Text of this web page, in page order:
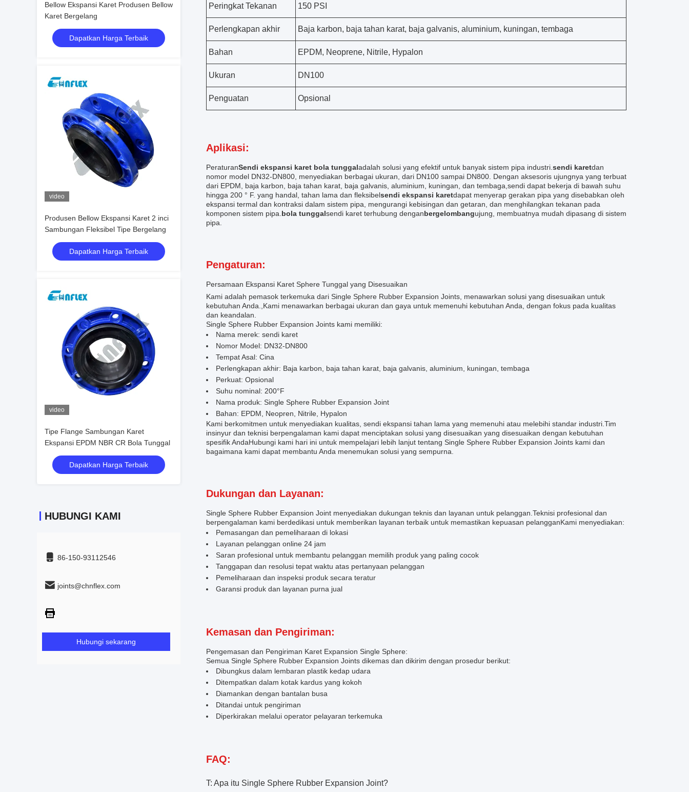
Bellow Ekspansi Karet Produsen Bellow
Karet Bergelang
Dapatkan Harga Terbaik
video
Produsen Bellow Ekspansi Karet 2 inci
Sambungan Fleksibel Tipe Bergelang
Dapatkan Harga Terbaik
video
Tipe Flange Sambungan Karet
Ekspansi EPDM NBR CR Bola Tunggal
Dapatkan Harga Terbaik
HUBUNGI KAMI
86-150-93112546
joints@chnflex.com
Hubungi sekarang
Peringkat Tekanan 150 PSI
Perlengkapan akhir Baja karbon, baja tahan karat, baja galvanis, aluminium, kuningan, tembaga
Bahan EPDM, Neoprene, Nitrile, Hypalon
Ukuran DN100
Penguatan Opsional
Aplikasi:
PeraturanSendi ekspansi karet bola tunggaladalah solusi yang efektif untuk banyak sistem pipa industri. sendi karetdan
nomor model DN32-DN800, menyediakan berbagai ukuran, dari DN100 sampai DN800. Dengan aksesoris ujungnya yang terbuat
dari EPDM, baja karbon, baja tahan karat, baja galvanis, aluminium, kuningan, dan tembaga,sendi dapat bekerja di bawah suhu
hingga 200 ° F. yang handal, tahan lama dan fleksibelsendi ekspansi karetdapat menyerap gerakan pipa yang disebabkan oleh
ekspansi termal dan kontraksi dalam sistem pipa, mengurangi kebisingan dan getaran, dan menghilangkan tekanan pada
komponen sistem pipa. bola tunggalsendi karet terhubung denganbergelombangujung, membuatnya mudah dipasang di sistem
pipa.
Pengaturan:
Persamaan Ekspansi Karet Sphere Tunggal yang Disesuaikan
Kami adalah pemasok terkemuka dari Single Sphere Rubber Expansion Joints, menawarkan solusi yang disesuaikan untuk
kebutuhan Anda.,Kami menawarkan berbagai ukuran dan gaya untuk memenuhi kebutuhan Anda, dengan fokus pada kualitas
dan keandalan.
Single Sphere Rubber Expansion Joints kami memiliki:
Nama merek: sendi karet
Nomor Model: DN32-DN800
Tempat Asal: Cina
Perlengkapan akhir: Baja karbon, baja tahan karat, baja galvanis, aluminium, kuningan, tembaga
Perkuat: Opsional
Suhu nominal: 200°F
Nama produk: Single Sphere Rubber Expansion Joint
Bahan: EPDM, Neopren, Nitrile, Hypalon
Kami berkomitmen untuk menyediakan kualitas, sendi ekspansi tahan lama yang memenuhi atau melebihi standar industri.Tim
insinyur dan teknisi berpengalaman kami dapat menciptakan solusi yang disesuaikan yang disesuaikan dengan kebutuhan
spesifik AndaHubungi kami hari ini untuk mempelajari lebih lanjut tentang Single Sphere Rubber Expansion Joints kami dan
bagaimana kami dapat membantu Anda menemukan solusi yang sempurna.
Dukungan dan Layanan:
Single Sphere Rubber Expansion Joint menyediakan dukungan teknis dan layanan untuk pelanggan.Teknisi profesional dan
berpengalaman kami berdedikasi untuk memberikan layanan terbaik untuk memastikan kepuasan pelangganKami menyediakan:
Pemasangan dan pemeliharaan di lokasi
Layanan pelanggan online 24 jam
Saran profesional untuk membantu pelanggan memilih produk yang paling cocok
Tanggapan dan resolusi tepat waktu atas pertanyaan pelanggan
Pemeliharaan dan inspeksi produk secara teratur
Garansi produk dan layanan purna jual
Kemasan dan Pengiriman:
Pengemasan dan Pengiriman Karet Expansion Single Sphere:
Semua Single Sphere Rubber Expansion Joints dikemas dan dikirim dengan prosedur berikut:
Dibungkus dalam lembaran plastik kedap udara
Ditempatkan dalam kotak kardus yang kokoh
Diamankan dengan bantalan busa
Ditandai untuk pengiriman
Diperkirakan melalui operator pelayaran terkemuka
FAQ:
T: Apa itu Single Sphere Rubber Expansion Joint?